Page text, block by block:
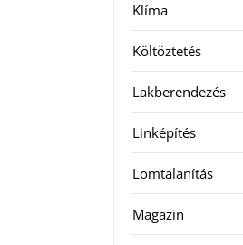
Klíma
Költöztetés
Lakberendezés
Linképítés
Lomtalanítás
Magazin